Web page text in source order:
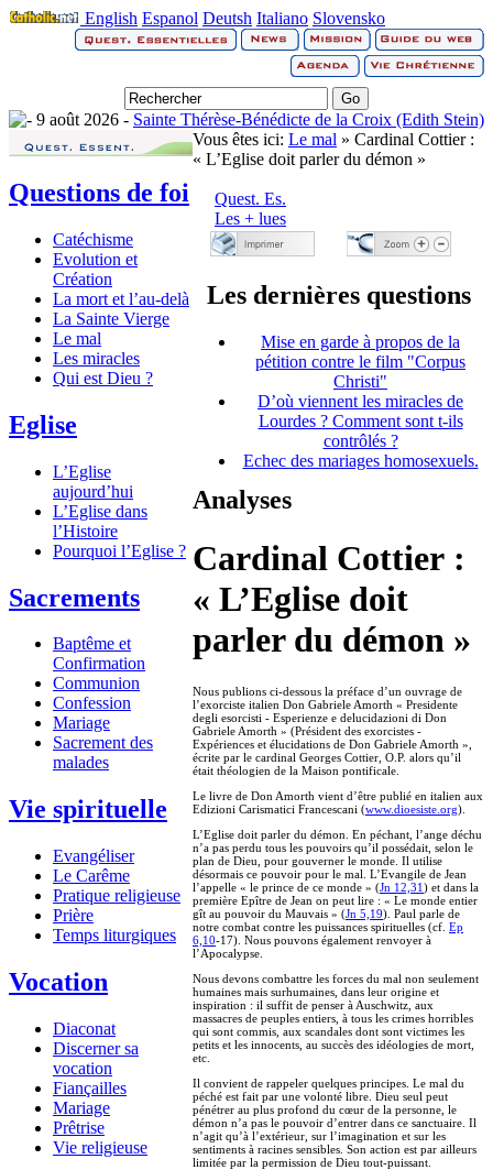
English Espanol Deutsh Italiano Slovensko
9 août 2026 - Sainte Thérèse-Bénédicte de la Croix (Edith Stein)
Questions de foi
Catéchisme
Evolution et
Création
La mort et l’au-delà
La Sainte Vierge
Le mal
Les miracles
Qui est Dieu ?
Eglise
L’Eglise
aujourd’hui
L’Eglise dans
l’Histoire
Pourquoi l’Eglise ?
Sacrements
Baptême et
Confirmation
Communion
Confession
Mariage
Sacrement des
malades
Vie spirituelle
Evangéliser
Le Carême
Pratique religieuse
Prière
Temps liturgiques
Vocation
Diaconat
Discerner sa
vocation
Fiançailles
Mariage
Prêtrise
Vie religieuse
Vous êtes ici: Le mal » Cardinal Cottier :
« L’Eglise doit parler du démon »
Quest. Es.
Les + lues
Les dernières questions
Mise en garde à propos de la
pétition contre le film "Corpus
Christi"
D’où viennent les miracles de
Lourdes ? Comment sont t-ils
contrôlés ?
Echec des mariages homosexuels.
Analyses
Cardinal Cottier :
« L’Eglise doit
parler du démon »
Nous publions ci-dessous la préface d’un ouvrage de
l’exorciste italien Don Gabriele Amorth « Presidente
degli esorcisti - Esperienze e delucidazioni di Don
Gabriele Amorth » (Président des exorcistes -
Expériences et élucidations de Don Gabriele Amorth »,
écrite par le cardinal Georges Cottier, O.P. alors qu’il
était théologien de la Maison pontificale.
Le livre de Don Amorth vient d’être publié en italien aux
Edizioni Carismatici Francescani (www.dioesiste.org).
L’Eglise doit parler du démon. En péchant, l’ange déchu
n’a pas perdu tous les pouvoirs qu’il possédait, selon le
plan de Dieu, pour gouverner le monde. Il utilise
désormais ce pouvoir pour le mal. L’Evangile de Jean
l’appelle « le prince de ce monde » (Jn 12,31) et dans la
première Epître de Jean on peut lire : « Le monde entier
gît au pouvoir du Mauvais » (Jn 5,19). Paul parle de
notre combat contre les puissances spirituelles (cf. Ep
6,10-17). Nous pouvons également renvoyer à
l’Apocalypse.
Nous devons combattre les forces du mal non seulement
humaines mais surhumaines, dans leur origine et
inspiration : il suffit de penser à Auschwitz, aux
massacres de peuples entiers, à tous les crimes horribles
qui sont commis, aux scandales dont sont victimes les
petits et les innocents, au succès des idéologies de mort,
etc.
Il convient de rappeler quelques principes. Le mal du
péché est fait par une volonté libre. Dieu seul peut
pénétrer au plus profond du cœur de la personne, le
démon n’a pas le pouvoir d’entrer dans ce sanctuaire. Il
n’agit qu’à l’extérieur, sur l’imagination et sur les
sentiments à racines sensibles. Son action est par ailleurs
limitée par la permission de Dieu tout-puissant.